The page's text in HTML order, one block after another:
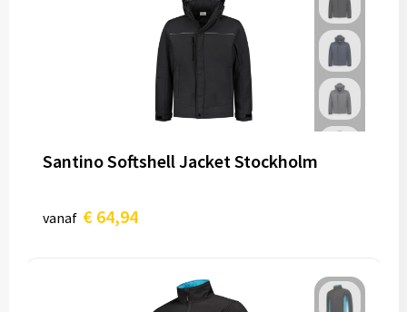
Santino Softshell Jacket Stockholm
vanaf € 64,94